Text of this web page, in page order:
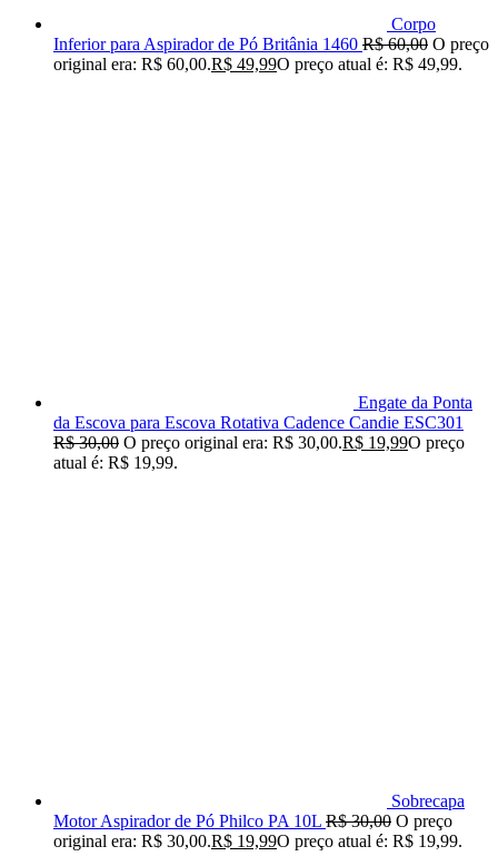
Corpo
Inferior para Aspirador de Pó Britânia 1460 R$60,00 O preço
original era: R$ 60,00.R$ 49,99O preço atual é: R$ 49,99.
Engate da Ponta
da Escova para Escova Rotativa Cadence Candie ESC301
R$30,00 O preço original era: R$ 30,00.R$ 19,99O preço
atual é: R$ 19,99.
Sobrecapa
Motor Aspirador de Pó Philco PA 10L R$30,00 O preço
original era: R$ 30,00.R$ 19,99O preço atual é: R$ 19,99.